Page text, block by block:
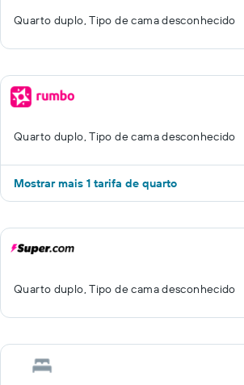
Quarto duplo, Tipo de cama desconhecido
Quarto duplo, Tipo de cama desconhecido
Mostrar mais 1 tarifa de quarto
Quarto duplo, Tipo de cama desconhecido